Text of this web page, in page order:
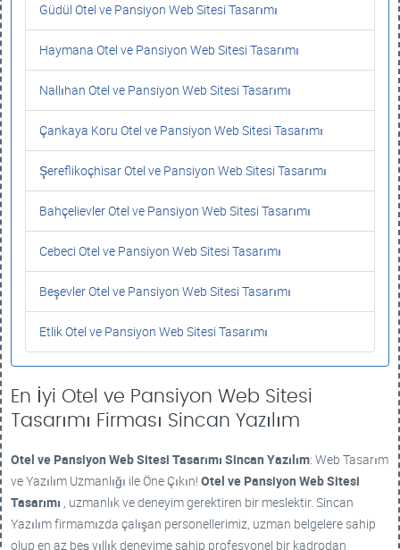
Güdül Otel ve Pansiyon Web Sitesi Tasarımı
Haymana Otel ve Pansiyon Web Sitesi Tasarımı
Nallıhan Otel ve Pansiyon Web Sitesi Tasarımı
Çankaya Koru Otel ve Pansiyon Web Sitesi Tasarımı
Şereflikoçhisar Otel ve Pansiyon Web Sitesi Tasarımı
Bahçelievler Otel ve Pansiyon Web Sitesi Tasarımı
Cebeci Otel ve Pansiyon Web Sitesi Tasarımı
Beşevler Otel ve Pansiyon Web Sitesi Tasarımı
Etlik Otel ve Pansiyon Web Sitesi Tasarımı
En İyi Otel ve Pansiyon Web Sitesi
Tasarımı Firması Sincan Yazılım
Otel ve Pansiyon Web Sitesi Tasarımı Sincan Yazılım: Web Tasarım
ve Yazılım Uzmanlığı ile Öne Çıkın! Otel ve Pansiyon Web Sitesi
Tasarımı , uzmanlık ve deneyim gerektiren bir meslektir. Sincan
Yazılım firmamızda çalışan personellerimiz, uzman belgelere sahip
olup en az beş yıllık deneyime sahip profesyonel bir kadrodan